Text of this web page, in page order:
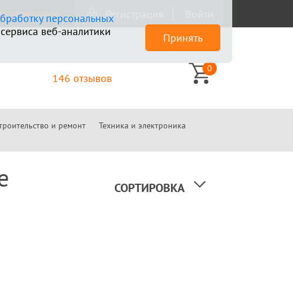
компанию Регистрация
146 отзывов
0
и ремонт
Техника и электроника
персональных
веб-аналитики
Принять
СОРТИРОВКА